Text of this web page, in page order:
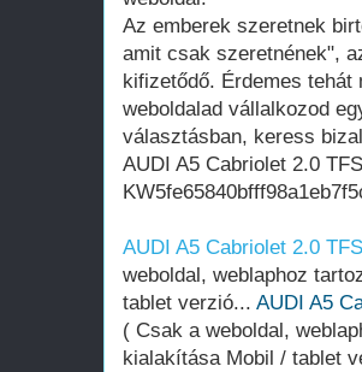
Az emberek szeretnek
amit csak szeretnének",
kifizetődő. Érdemes tehát
weboldalad vállalkozod
választásban, keress
AUDI A5 Cabriolet 2.0
AUDI A5 Cabriolet 2.0
weboldal, weblaphoz
tablet verzió... AUDI A5
( Csak a weboldal,
kialakítása Mobil / tablet